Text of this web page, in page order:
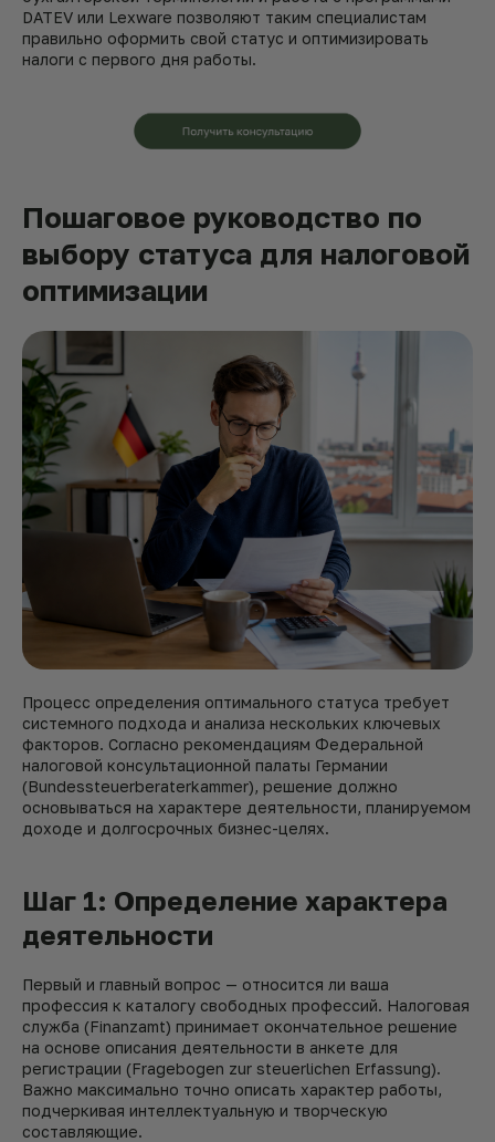
DATEV или Lexware позволяют таким специалистам
правильно оформить свой статус и оптимизировать
налоги с первого дня работы.
Пошаговое руководство по
выбору статуса для налоговой
оптимизации
Процесс определения оптимального статуса требует
системного подхода и анализа нескольких ключевых
факторов. Согласно рекомендациям Федеральной
налоговой консультационной палаты Германии
(Bundessteuerberaterkammer), решение должно
основываться на характере деятельности, планируемом
доходе и долгосрочных бизнес-целях.
Шаг 1: Определение характера
деятельности
Первый и главный вопрос — относится ли ваша
профессия к каталогу свободных профессий. Налоговая
служба (Finanzamt) принимает окончательное решение
на основе описания деятельности в анкете для
регистрации (Fragebogen zur steuerlichen Erfassung).
Важно максимально точно описать характер работы,
подчеркивая интеллектуальную и творческую
составляющие.